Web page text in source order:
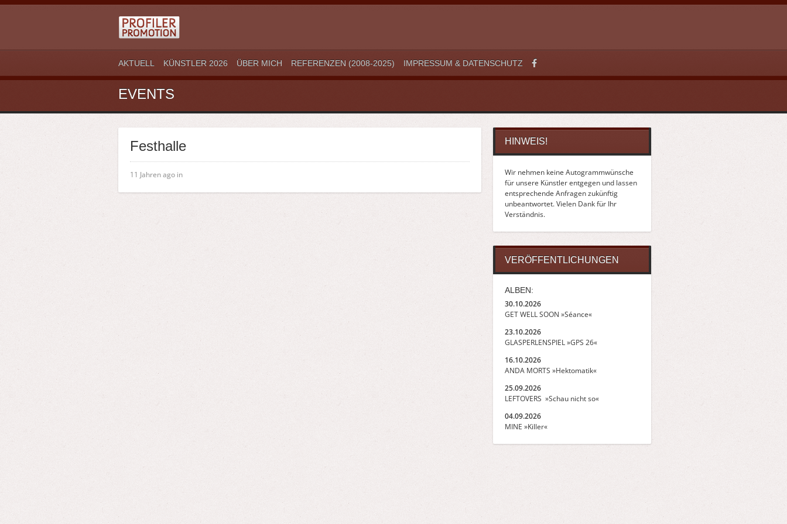
AKTUELL KÜNSTLER 2026 ÜBER MICH REFERENZEN (2008-2025) IMPRESSUM & DATENSCHUTZ
EVENTS
Festhalle
11 Jahren ago in
HINWEIS!
Wir nehmen keine Autogrammwünsche
für unsere Künstler entgegen und lassen
entsprechende Anfragen zukünftig
unbeantwortet. Vielen Dank für Ihr
Verständnis.
VERÖFFENTLICHUNGEN
ALBEN:
30.10.2026
GET WELL SOON »Séance«
23.10.2026
GLASPERLENSPIEL »GPS 26«
16.10.2026
ANDA MORTS »Hektomatik«
25.09.2026
LEFTOVERS »Schau nicht so«
04.09.2026
MINE »Killer«